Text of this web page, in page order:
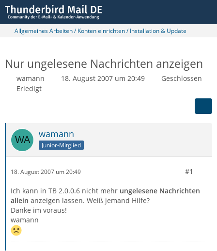
Allgemeines Arbeiten / Konten einrichten / Installation & Update
Nur ungelesene Nachrichten anzeigen
wamann 18. August 2007 um 20:49
Geschlossen
Erledigt
wamann
Junior-Mitglied
18. August 2007 um 20:49 #1
Ich kann in TB 2.0.0.6 nicht mehr ungelesene Nachrichten
allein anzeigen lassen. Weiß jemand Hilfe?
Danke im voraus!
wamann